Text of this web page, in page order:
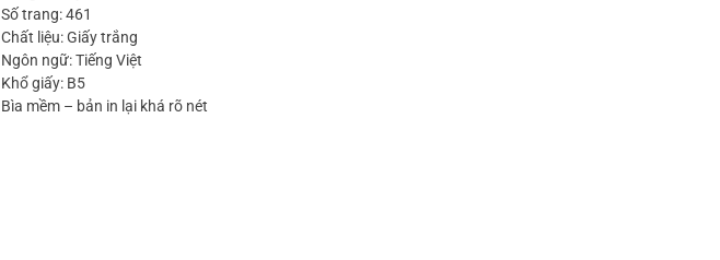
Số trang: 461
Chất liệu: Giấy trắng
Ngôn ngữ: Tiếng Việt
Khổ giấy: B5
Bìa mềm – bản in lại khá rõ nét